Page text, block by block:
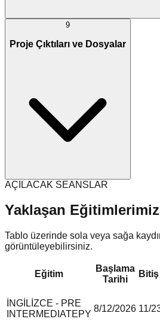
9
Proje Çıktıları ve Dosyalar
AÇILACAK SEANSLAR
Yaklaşan Eğitimlerimiz
Tablo üzerinde sola veya sağa
görüntüleyebilirsiniz.
Eğitim
Başlama
Tarihi
İNGİLİZCE - PRE
INTERMEDIATEPY
8/12/2026 11/